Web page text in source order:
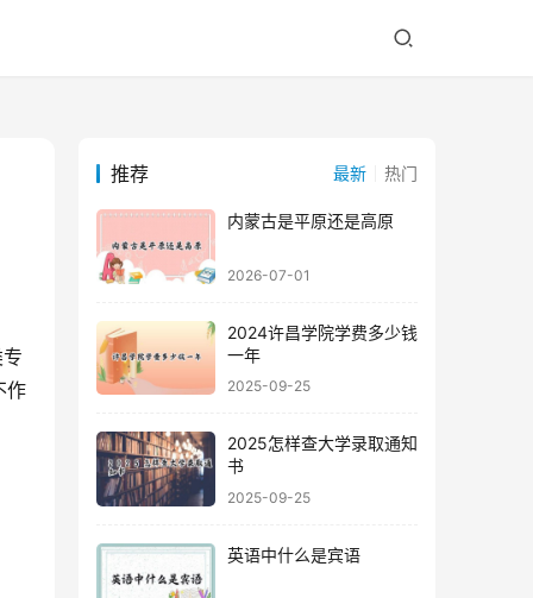
作
推荐 最新 热门
内蒙古是平原还是高原
2026-07-01
2024许昌学院学费多少钱
一年
2025-09-25
2025怎样查大学录取通知
书
2025-09-25
英语中什么是宾语